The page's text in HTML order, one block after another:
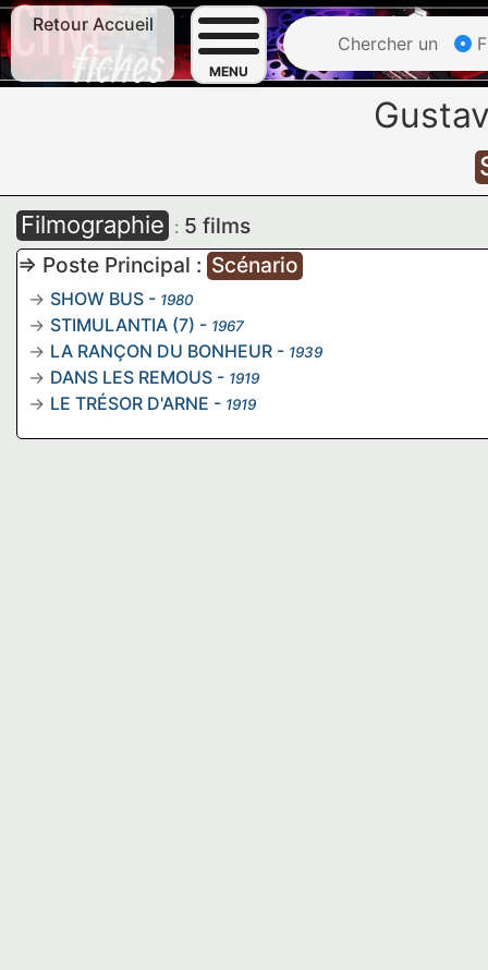
Retour Accueil
MENU
Chercher un
Filmographie : 5 films
=> Poste Principal : Scénario
SHOW BUS - 1980
STIMULANTIA (7) - 1967
LA RANÇON DU BONHEUR - 1939
DANS LES REMOUS - 1919
LE TRÉSOR D'ARNE - 1919